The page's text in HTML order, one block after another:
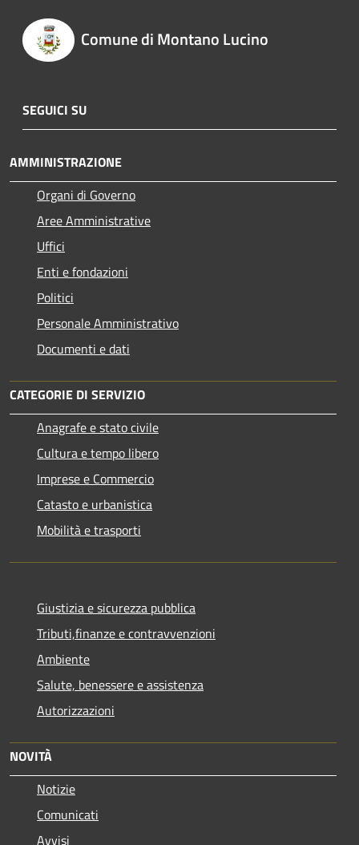
Comune di Montano Lucino
SEGUICI SU
AMMINISTRAZIONE
Organi di Governo
Aree Amministrative
Uffici
Enti e fondazioni
Politici
Personale Amministrativo
Documenti e dati
CATEGORIE DI SERVIZIO
Anagrafe e stato civile
Cultura e tempo libero
Imprese e Commercio
Catasto e urbanistica
Mobilità e trasporti
Giustizia e sicurezza pubblica
Tributi,finanze e contravvenzioni
Ambiente
Salute, benessere e assistenza
Autorizzazioni
NOVITÀ
Notizie
Comunicati
Avvisi